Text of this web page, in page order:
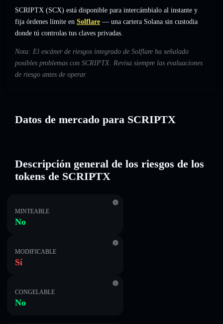
SCRIPTX (SCX) está disponible para intercámbialo al instante y
fija órdenes límite en Solflare — una cartera Solana sin custodia
donde tú controlas tus claves privadas.
Nota: El escáner de riesgos integrado de Solflare ha señalado
posibles problemas con SCRIPTX. Revisa siempre las evaluaciones
de riesgo antes de operar.
Datos de mercado para SCRIPTX
Descripción general de los riesgos de los
tokens de SCRIPTX
MINTEABLE
No
MODIFICABLE
Sí
CONGELABLE
No